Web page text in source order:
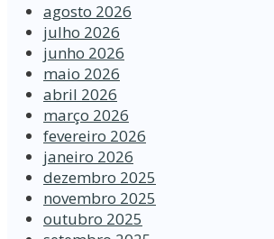
agosto 2026
julho 2026
junho 2026
maio 2026
abril 2026
março 2026
fevereiro 2026
janeiro 2026
dezembro 2025
novembro 2025
outubro 2025